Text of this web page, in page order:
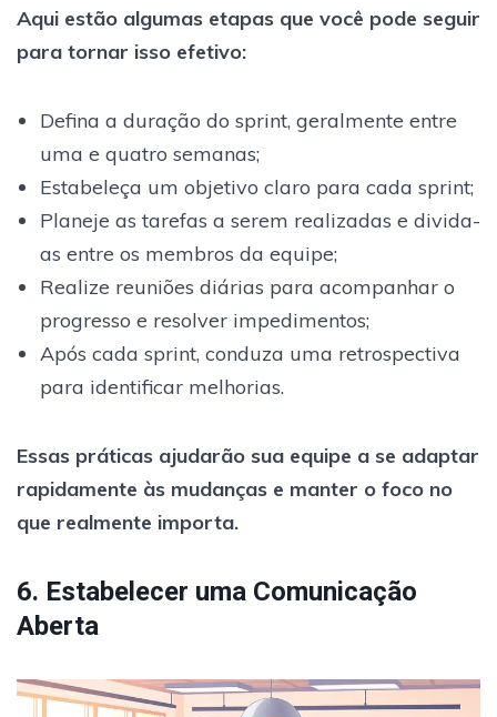
Aqui estão algumas etapas que você pode seguir
para tornar isso efetivo:
Defina a duração do sprint, geralmente entre
uma e quatro semanas;
Estabeleça um objetivo claro para cada sprint;
Planeje as tarefas a serem realizadas e divida-
as entre os membros da equipe;
Realize reuniões diárias para acompanhar o
progresso e resolver impedimentos;
Após cada sprint, conduza uma retrospectiva
para identificar melhorias.
Essas práticas ajudarão sua equipe a se adaptar
rapidamente às mudanças e manter o foco no
que realmente importa.
6. Estabelecer uma Comunicação
Aberta